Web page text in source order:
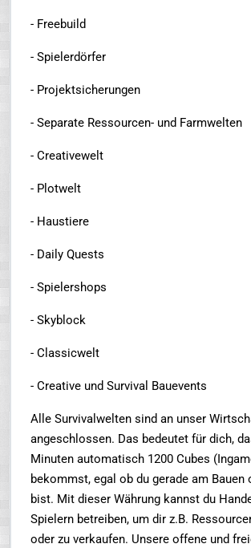
- Freebuild
- Spielerdörfer
- Projektsicherungen
- Separate Ressourcen- und Farmwelten
- Creativewelt
- Plotwelt
- Haustiere
- Daily Quests
- Spielershops
- Skyblock
- Classicwelt
- Creative und Survival Bauevents
Alle Survivalwelten sind an unser
angeschlossen. Das bedeutet für dich,
Minuten automatisch 1200 Cubes
bekommst, egal ob du gerade am Bauen
bist. Mit dieser Währung kannst du
Spielern betreiben, um dir z.B.
oder zu verkaufen. Unsere offene und